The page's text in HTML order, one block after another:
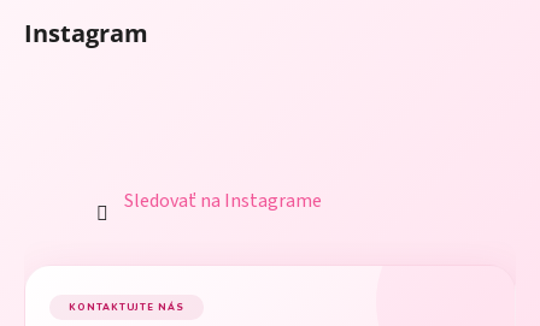
Instagram
Sledovať na Instagrame
KONTAKTUJTE NÁS